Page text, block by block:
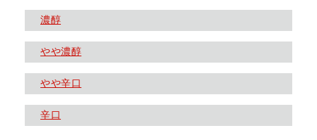
濃醇
やや濃醇
やや辛口
辛口